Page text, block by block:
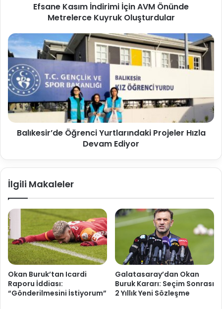
Efsane Kasım İndirimi İçin AVM Önünde
Metrelerce Kuyruk Oluşturdular
Balıkesir’de Öğrenci Yurtlarındaki Projeler Hızla
Devam Ediyor
İlgili Makaleler
Okan Buruk’tan Icardi
Raporu İddiası:
“Gönderilmesini İstiyorum”
Galatasaray’dan Okan
Buruk Kararı: Seçim Sonrası
2 Yıllık Yeni Sözleşme